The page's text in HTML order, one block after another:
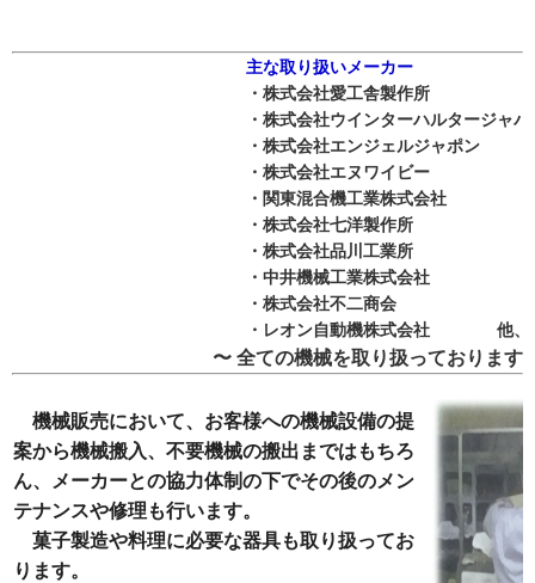
主な取り扱いメーカー
・株式会社愛工舎製作所
・株式会社ウインターハルタージャパ
・株式会社エンジェルジャポン
・株式会社エヌワイビー
・関東混合機工業株式会社
・株式会社七洋製作所
・株式会社品川工業所
・中井機械工業株式会社
・株式会社不二商会
・レオン自動機株式会社 他、多
〜 全ての機械を取り扱っております
機械販売において、お客様への機械設備の提
案から機械搬入、不要機械の搬出まではもちろ
ん、メーカーとの協力体制の下でその後のメン
テナンスや修理も行います。
菓子製造や料理に必要な器具も取り扱ってお
ります。